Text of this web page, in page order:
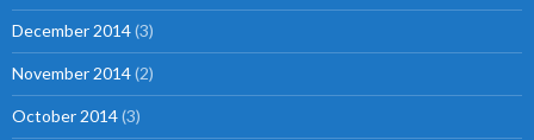
December 2014(3)
November 2014(2)
October 2014(3)